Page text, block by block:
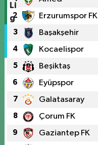
2 Erzurumspor FK
3 Başakşehir
4 Kocaelispor
5 Beşiktaş
6 Eyüpspor
7 Galatasaray
8 Çorum FK
9 Gaziantep FK